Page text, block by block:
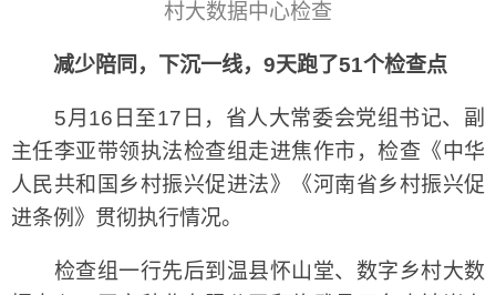
村大数据中心检查
减少陪同，下沉一线，9天跑了51个检查点
5月16日至17日，省人大常委会党组书记、副
主任李亚带领执法检查组走进焦作市，检查《中华
人民共和国乡村振兴促进法》《河南省乡村振兴促
进条例》贯彻执行情况。
检查组一行先后到温县怀山堂、数字乡村大数